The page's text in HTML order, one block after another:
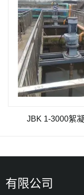
JBK 1-3000絮凝搅拌机
有限公司